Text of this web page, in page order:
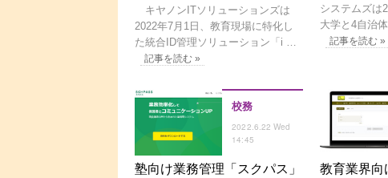
キヤノンITソリューションズは
2022年7月1日、教育現場に特化し
た統合ID管理ソリューション「i …
記事を読む »
システムズは
大学と4自治
記事を読む »
校務
2022.6.22 Wed
14:45
塾向け業務管理「スクパス」
教育業界向